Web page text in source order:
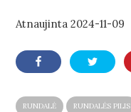
Atnaujinta2024-11-09
RUNDALĖ RUNDALĖS PILIS